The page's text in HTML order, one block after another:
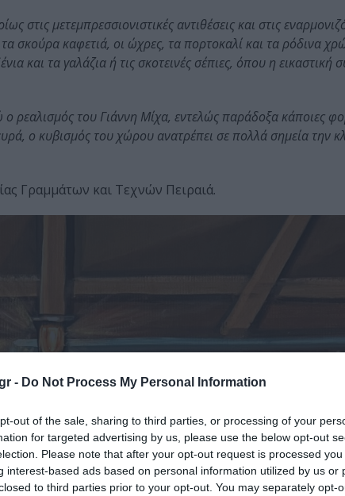
- Do Not Process My Personal Information
out of the sale, sharing to third parties, or processing of your
for targeted advertising by us, please use the below opt-out
Please note that after your opt-out request is processed you
interest-based ads based on personal information utilized by us or
to third parties prior to your opt-out. You may separately opt-
στις μετεμπρεσσιονιστικές αντιθέσεις και στις
σκούρα καφετιά, οι ώχρες, τα πορτοκαλί και τα ρόδινα
και τα γαλάζια ή τις σκοτεινές σέπιες, όπου η εικαστική
ρεαλισμός του Γιάννη Μίχα, εντελώς παράδοξα κάποιες
ο κυβισμός του χώρου ανατρέπει σε πολλά σημεία την
Γραμμάτων και Τεχνών Πειραιά.